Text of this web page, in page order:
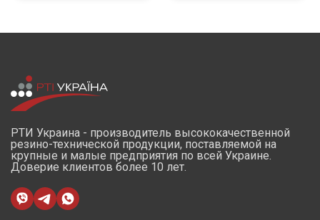
РТИ Украина - производитель высококачественной
резино-технической продукции, поставляемой на
крупные и малые предприятия по всей Украине.
Доверие клиентов более 10 лет.